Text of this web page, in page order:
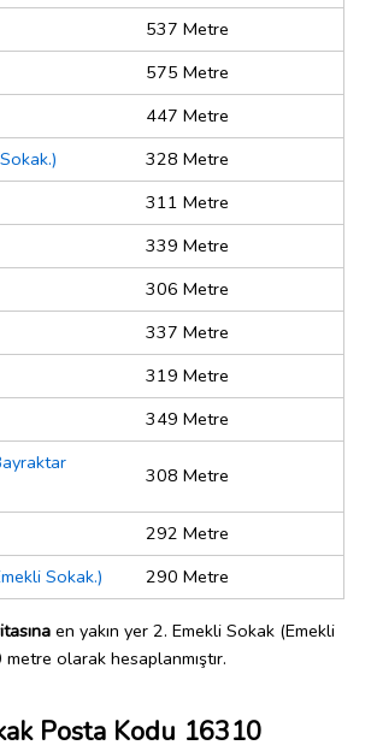
537 Metre
575 Metre
447 Metre
328 Metre
311 Metre
339 Metre
306 Metre
337 Metre
319 Metre
349 Metre
308 Metre
292 Metre
Sokak.)
290 Metre
en yakın yer 2. Emekli Sokak (Emekli
olarak hesaplanmıştır.
Posta Kodu 16310